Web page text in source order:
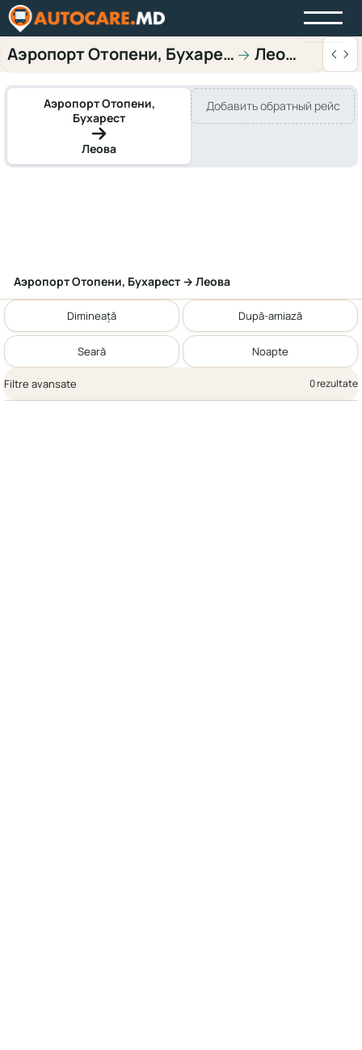
Аэропорт Отопени, Бухарест→ Леова
Аэропорт Отопени,
Бухарест
Леова
Добавить обратный рейс
Аэропорт Отопени, Бухарест → Леова
Dimineață După-amiază
Seară Noapte
Filtre avansate 0 rezultate